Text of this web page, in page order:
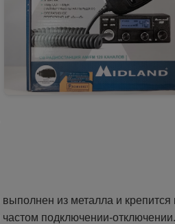
из металла и крепится
подключении-